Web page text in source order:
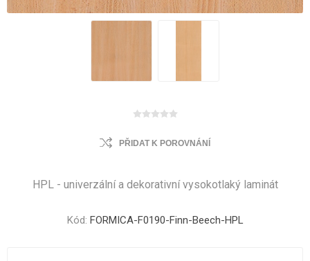
PŘIDAT K POROVNÁNÍ
HPL - univerzální a dekorativní vysokotlaký laminát
Kód: FORMICA-F0190-Finn-Beech-HPL